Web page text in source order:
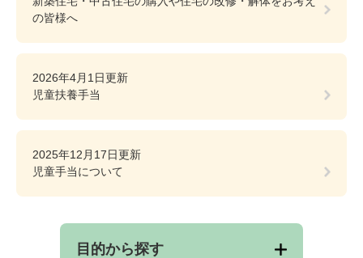
の皆様へ
2026年4月1日更新
児童扶養手当
2025年12月17日更新
児童手当について
目的から探す